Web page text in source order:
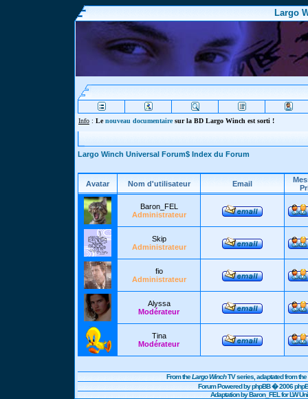
Largo
Info : Lenouveau documentairesur la BD Largo Winch est sorti !
Largo Winch Universal Forum$ Index du Forum
Avatar Nom d'utilisateur Email
Baron_FEL
Administrateur
Skip
Administrateur
fio
Administrateur
Alyssa
Modérateur
Tina
Modérateur
From theLargo WinchTV series, adaptated from
Forum Powered byphpBB� 2006
Adaptation by Baron_FEL for LW